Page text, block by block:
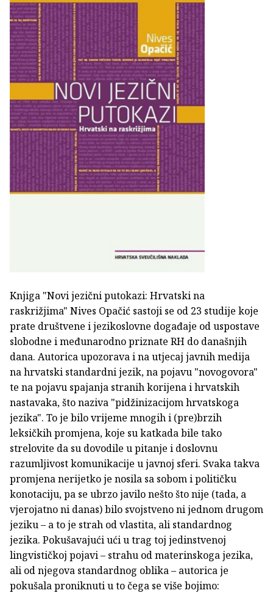
Knjiga "Novi jezični putokazi: Hrvatski na
raskrižjima" Nives Opačić sastoji se od 23 studije koje
prate društvene i jezikoslovne događaje od uspostave
slobodne i međunarodno priznate RH do današnjih
dana. Autorica upozorava i na utjecaj javnih medija
na hrvatski standardni jezik, na pojavu "novogovora"
te na pojavu spajanja stranih korijena i hrvatskih
nastavaka, što naziva "pidžinizacijom hrvatskoga
jezika". To je bilo vrijeme mnogih i (pre)brzih
leksičkih promjena, koje su katkada bile tako
strelovite da su dovodile u pitanje i doslovnu
razumljivost komunikacije u javnoj sferi. Svaka takva
promjena nerijetko je nosila sa sobom i političku
konotaciju, pa se ubrzo javilo nešto što nije (tada, a
vjerojatno ni danas) bilo svojstveno ni jednom drugom
jeziku – a to je strah od vlastita, ali standardnog
jezika. Pokušavajući ući u trag toj jedinstvenoj
lingvističkoj pojavi – strahu od materinskoga jezika,
ali od njegova standardnog oblika – autorica je
pokušala proniknuti u to čega se više bojimo: